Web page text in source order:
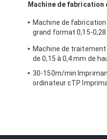
Machine de fabrication
Machine de
grand format 0,15-0,28
Machine de traitement
de 0,15 à 0,4 mm de
30-150m/min
ordinateur cTP